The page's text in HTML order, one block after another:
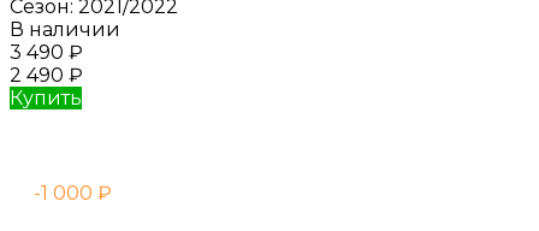
Сезон: 2021/2022
В наличии
3 490 ₽
2 490 ₽
Купить
-1 000 ₽